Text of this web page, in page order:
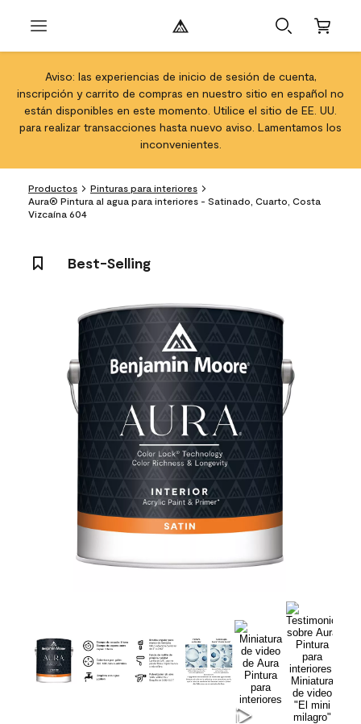
Aviso: las experiencias de inicio de sesión de cuenta,
inscripción y carrito de compras en nuestro sitio en español no
están disponibles en este momento. Utilice el sitio de EE. UU.
para realizar transacciones hasta nuevo aviso. Lamentamos los
inconvenientes.
Productos
Pinturas para interiores
Aura® Pintura al agua para interiores - Satinado, Cuarto, Costa
Vizcaína 604
Best-Selling